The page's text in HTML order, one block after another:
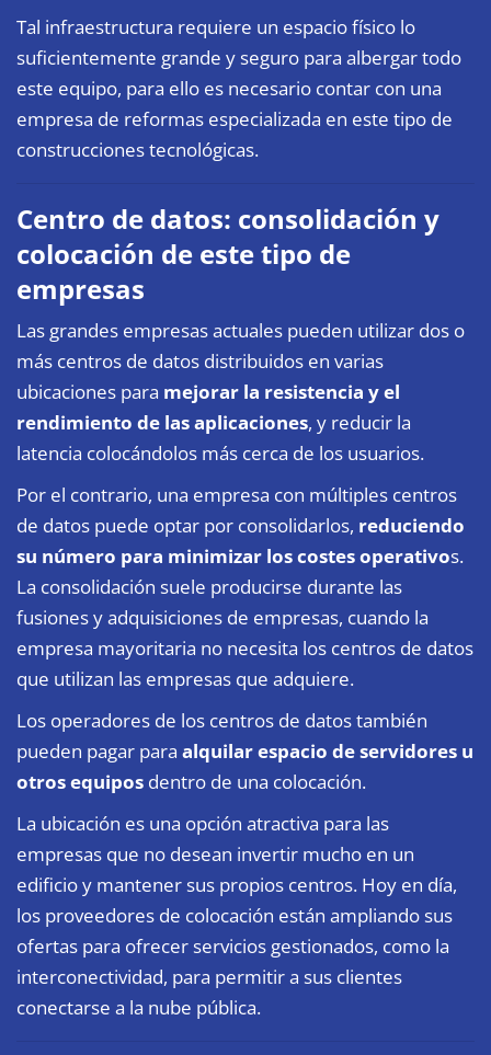
Tal infraestructura requiere un espacio físico lo
suficientemente grande y seguro para albergar todo
este equipo, para ello es necesario contar con una
empresa de reformas especializada en este tipo de
construcciones tecnológicas.
Centro de datos: consolidación y
colocación de este tipo de
empresas
Las grandes empresas actuales pueden utilizar dos o
más centros de datos distribuidos en varias
ubicaciones para mejorar la resistencia y el
rendimiento de las aplicaciones, y reducir la
latencia colocándolos más cerca de los usuarios.
Por el contrario, una empresa con múltiples centros
de datos puede optar por consolidarlos, reduciendo
su número para minimizar los costes operativos.
La consolidación suele producirse durante las
fusiones y adquisiciones de empresas, cuando la
empresa mayoritaria no necesita los centros de datos
que utilizan las empresas que adquiere.
Los operadores de los centros de datos también
pueden pagar para alquilar espacio de servidores u
otros equipos dentro de una colocación.
La ubicación es una opción atractiva para las
empresas que no desean invertir mucho en un
edificio y mantener sus propios centros. Hoy en día,
los proveedores de colocación están ampliando sus
ofertas para ofrecer servicios gestionados, como la
interconectividad, para permitir a sus clientes
conectarse a la nube pública.